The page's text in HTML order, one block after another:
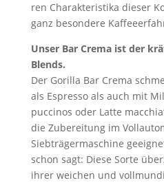
ren Cha­rak­te­ris­ti­ka die­ser
ganz beson­de­re
Unser Bar Cre­ma ist der
Blends.
Der Goril­la Bar Cre­ma
als Espres­so als auch mit
puc­ci­nos oder Lat­te
die Zube­rei­tung im
Sieb­trä­ger­ma­schi­ne
schon sagt: Die­se Sor­te
ihrer wei­chen und